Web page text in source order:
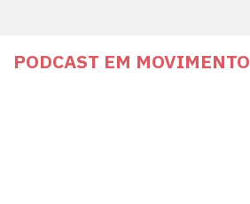
PODCAST EM MOVIMENTO